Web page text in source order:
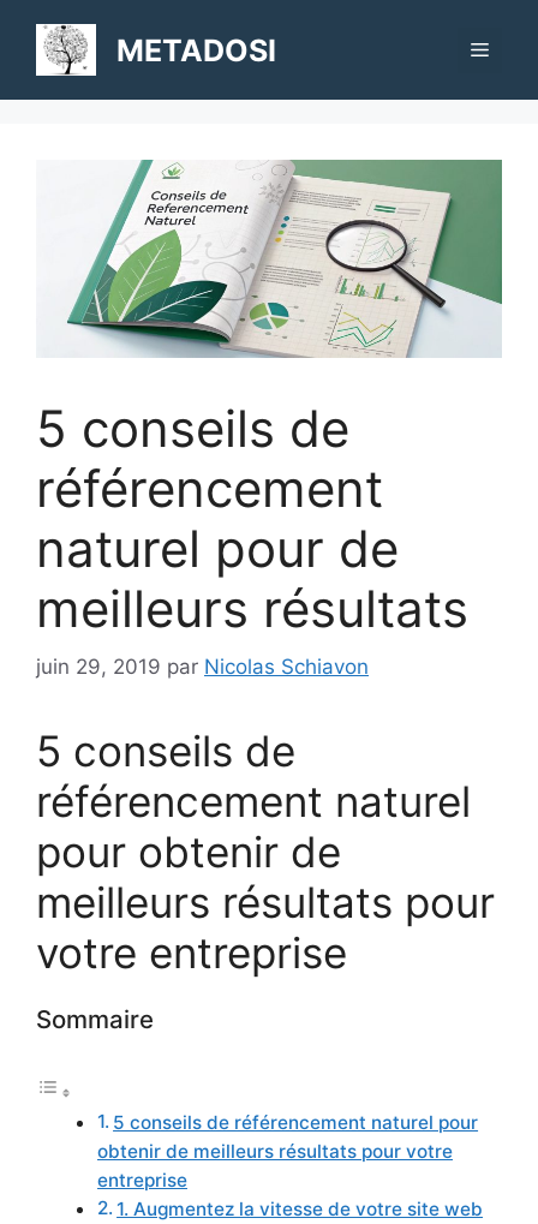
contenu
METADOSI Menu
5 conseils de
référencement
naturel pour de
meilleurs résultats
juin 29, 2019 par Nicolas Schiavon
5 conseils de
référencement naturel
pour obtenir de
meilleurs résultats pour
votre entreprise
Sommaire
5 conseils de référencement naturel pour
obtenir de meilleurs résultats pour votre
entreprise
1. Augmentez la vitesse de votre site web